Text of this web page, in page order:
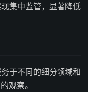
集中监管，显著降低
于不同的细分领域和
观察。